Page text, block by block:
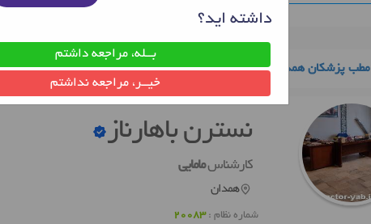
مطب پزشکان همدان مراکز مامایی همدان نسترن باهارناز
نسترن باهارناز
کارشناسمامایی
همدان
شماره نظام :20083
داشته اید؟
بــله، مراجعه داشتم
خیــر، مراجعه نداشتم